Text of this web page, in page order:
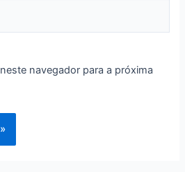
navegador para a próxima